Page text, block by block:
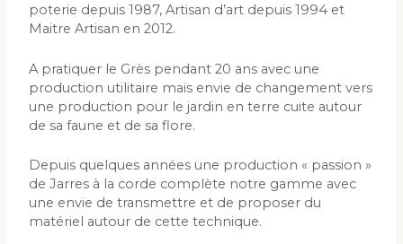
poterie depuis 1987, Artisan d’art depuis 1994 et
Maitre Artisan en 2012.
A pratiquer le Grès pendant 20 ans avec une
production utilitaire mais envie de changement vers
une production pour le jardin en terre cuite autour
de sa faune et de sa flore.
Depuis quelques années une production « passion »
de Jarres à la corde complète notre gamme avec
une envie de transmettre et de proposer du
matériel autour de cette technique.